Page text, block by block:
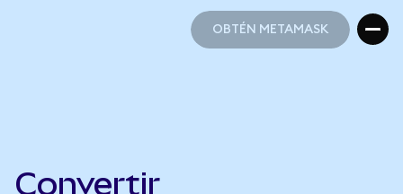
OBTÉN METAMASK
Convertir